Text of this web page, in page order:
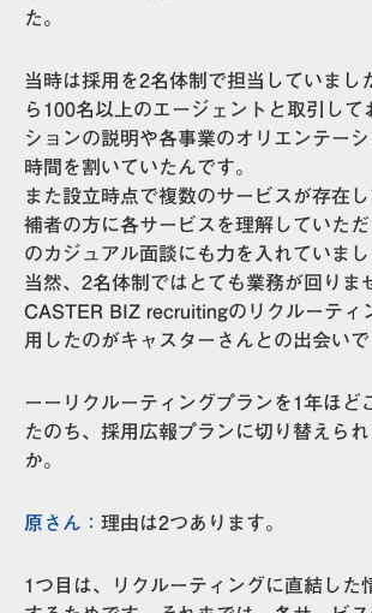
た。
当時は採用を2名体制で担当していまし
ら100名以上のエージェントと取引して
ションの説明や各事業のオリエンテー
時間を割いていたんです。
また設立時点で複数のサービスが存在
補者の方に各サービスを理解していた
のカジュアル面談にも力を入れていまし
当然、2名体制ではとても業務が回りま
CASTER BIZ recruitingのリクルーティ
用したのがキャスターさんとの出会いで
ーーリクルーティングプランを1年ほど
たのち、採用広報プランに切り替えら
か。
原さん： 理由は2つあります。
1つ目は、
リクルーティングに直結した